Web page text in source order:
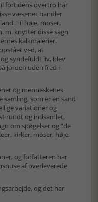
fortidens overtro har
væsener handler
Til høje, moser,
m. knytter disse sagn
kalkmalerier.
ved, at
syndefuldt liv, blev
jorden uden fred i
og menneskenes
som er en sand
variationer og
rundt og indsamlet,
om spøgelser og ”de
kirker, moser, høje,
og forfatteren har
af overleverede
og det har